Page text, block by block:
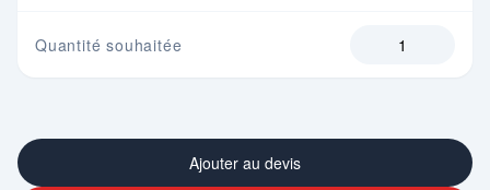
Quantité souhaitée
Ajouter au devis